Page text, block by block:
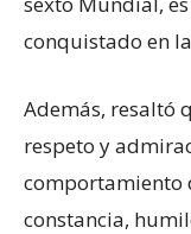
conquistado en
Además, resaltó
respeto y
comportamiento
constancia,